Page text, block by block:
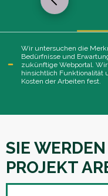
Wir untersuchen die
Bedürfnisse und
zukünftige Webportal.
hinsichtlich Funktionalität
Kosten der Arbeiten fest.
SIE
PROJEKT